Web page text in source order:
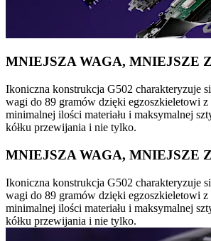
MNIEJSZA WAGA, MNIEJSZE
Ikoniczna konstrukcja G502 charakteryzuje
wagi do 89 gramów dzięki egzoszkieletowi
minimalnej ilości materiału i maksymalnej
kółku przewijania i nie tylko.
MNIEJSZA WAGA, MNIEJSZE
Ikoniczna konstrukcja G502 charakteryzuje
wagi do 89 gramów dzięki egzoszkieletowi
minimalnej ilości materiału i maksymalnej
kółku przewijania i nie tylko.